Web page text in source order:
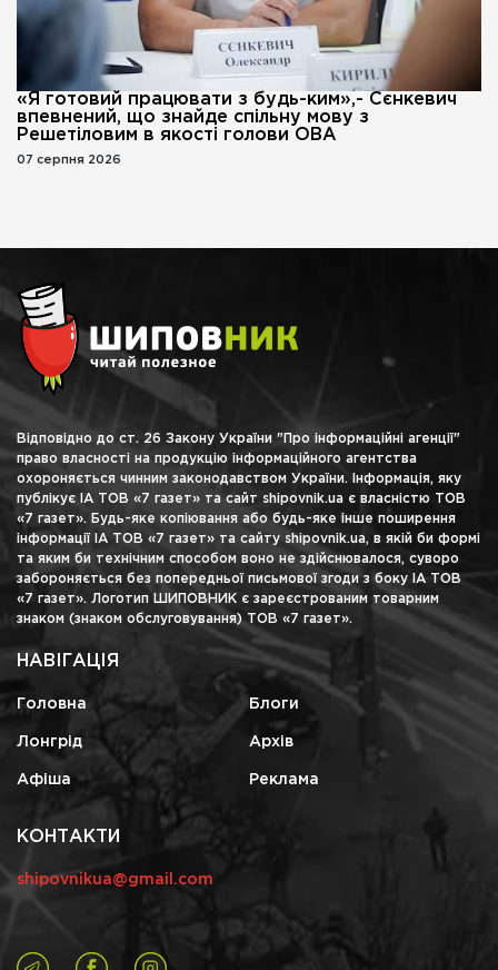
«Я готовий працювати з будь-ким»,- Сєнкевич
впевнений, що знайде спільну мову з
Решетіловим в якості голови ОВА
07 серпня 2026
Відповідно до ст. 26 Закону України "Про інформаційні агенції"
право власності на продукцію інформаційного агентства
охороняється чинним законодавством України. Інформація, яку
публікує ІА ТОВ «7 газет» та сайт shipovnik.ua є власністю ТОВ
«7 газет». Будь-яке копіювання або будь-яке інше поширення
інформації ІА ТОВ «7 газет» та сайту shipovnik.ua, в якій би формі
та яким би технічним способом воно не здійснювалося, суворо
забороняється без попередньої письмової згоди з боку ІА ТОВ
«7 газет». Логотип ШИПОВНИК є зареєстрованим товарним
знаком (знаком обслуговування) ТОВ «7 газет».
НАВІГАЦІЯ
Головна Блоги
Лонгрід Архів
Афіша Реклама
КОНТАКТИ
shipovnikua@gmail.com